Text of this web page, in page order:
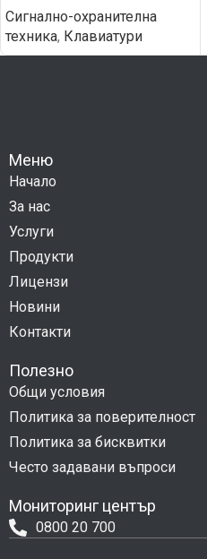
Сигнално-охранителна
техника, Клавиатури
Меню
Начало
За нас
Услуги
Продукти
Лицензи
Новини
Контакти
Полезно
Общи условия
Политика за поверителност
Политика за бисквитки
Често задавани въпроси
Мониторинг център
0800 20 700